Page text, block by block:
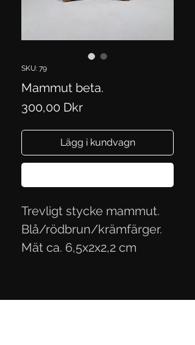
SKU: 79
Mammut beta.
300,00 DkrPris
Lägg i kundvagn
Trevligt stycke mammut.
Blå/rödbrun/krämfärger.
Mät ca. 6,5x2x2,2 cm